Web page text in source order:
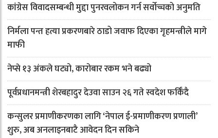
कांग्रेस विवादसम्बन्धी मुद्दा पुनरवलोकन गर्न सर्वोच्चको अनुमति
निर्मला पन्त हत्या प्रकरणबारे ठाडो जवाफ दिएका गृहमन्त्रीले मागे
माफी
नेप्से १३ अंकले घट्यो, कारोबार रकम भने बढ्यो
पूर्वप्रधानमन्त्री शेरबहादुर देउवा साउन २६ गते स्वदेश फर्किँदै
कन्सुलर प्रमाणीकरणका लागि ‘नेपाल ई-प्रमाणीकरण प्रणाली’
शुरु, अब अनलाइनबाटै आवेदन दिन सकिने